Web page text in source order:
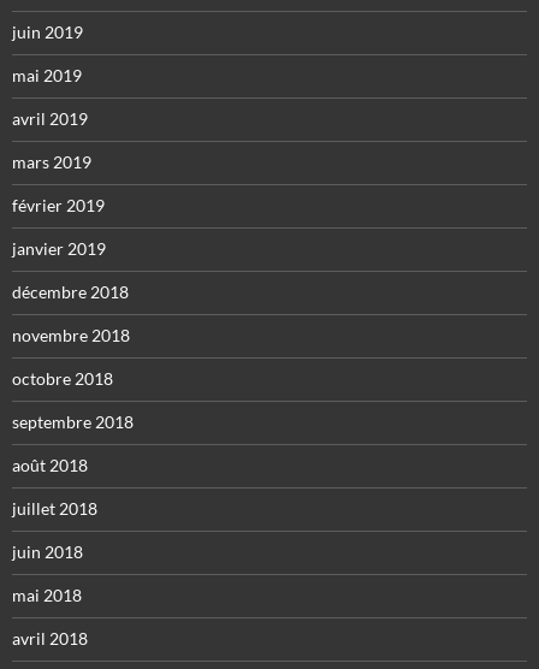
juin 2019
mai 2019
avril 2019
mars 2019
février 2019
janvier 2019
décembre 2018
novembre 2018
octobre 2018
septembre 2018
août 2018
juillet 2018
juin 2018
mai 2018
avril 2018